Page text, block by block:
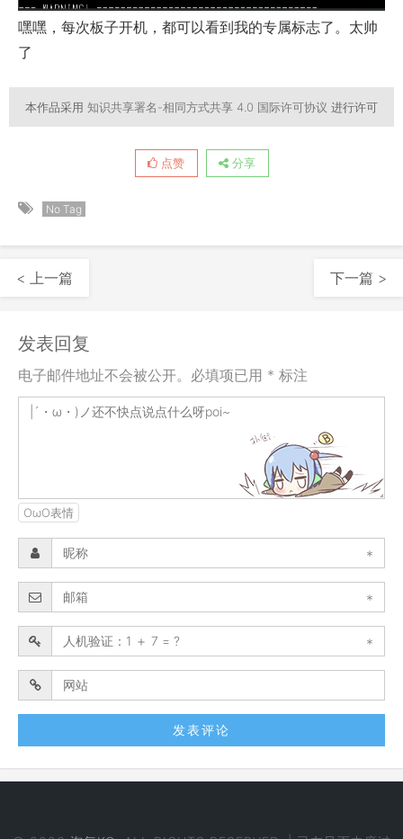
嘿嘿，每次板子开机，都可以看到我的专属标志了。太帅
了
本作品采用 知识共享署名-相同方式共享 4.0 国际许可协议 进行许可
点赞 分享
No Tag
< 上一篇 下一篇 >
发表回复
电子邮件地址不会被公开。必填项已用 * 标注
OωO表情
*
*
*